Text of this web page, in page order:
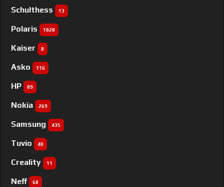
Schulthess 13
Polaris 1828
Kaiser 8
Asko 116
HP 89
Nokia 269
Samsung 435
Tuvio 40
Creality 11
Neff 68